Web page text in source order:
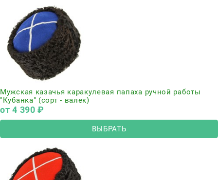
Мужская казачья каракулевая папаха ручной работы
"Кубанка" (сорт - валек)
от4 390 ₽
ВЫБРАТЬ